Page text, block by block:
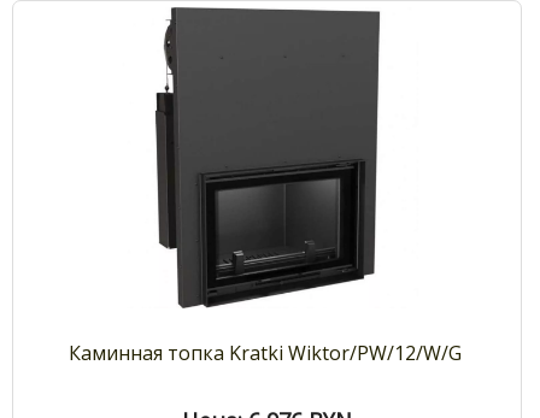
Каминная топка Kratki Wiktor/PW/12/W/G